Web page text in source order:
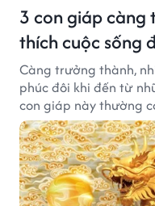
3 con giáp càng
thích cuộc sống
Càng trưởng thành,
phúc đôi khi đến từ
con giáp này thường